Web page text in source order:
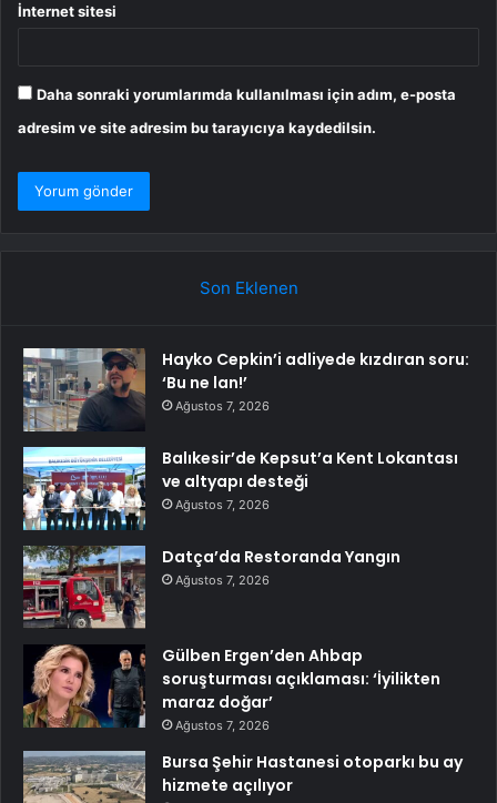
İnternet sitesi
Daha sonraki yorumlarımda kullanılması için adım, e-posta
adresim ve site adresim bu tarayıcıya kaydedilsin.
Son Eklenen
Hayko Cepkin’i adliyede kızdıran soru:
‘Bu ne lan!’
Ağustos 7, 2026
Balıkesir’de Kepsut’a Kent Lokantası
ve altyapı desteği
Ağustos 7, 2026
Datça’da Restoranda Yangın
Ağustos 7, 2026
Gülben Ergen’den Ahbap
soruşturması açıklaması: ‘İyilikten
maraz doğar’
Ağustos 7, 2026
Bursa Şehir Hastanesi otoparkı bu ay
hizmete açılıyor